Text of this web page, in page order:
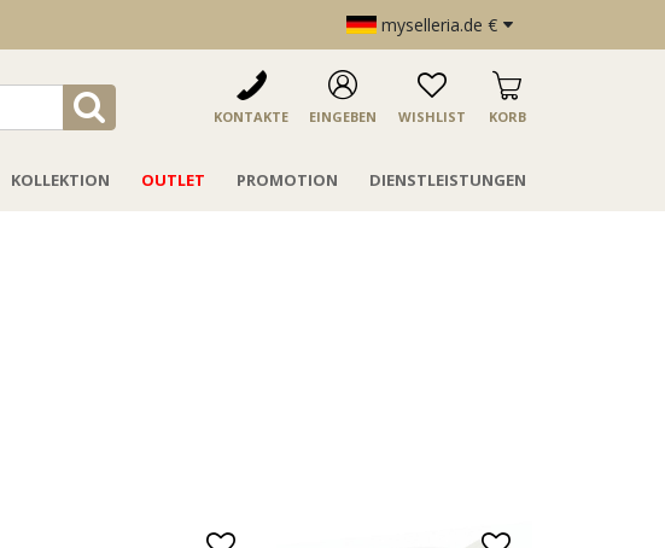
myselleria.de €
KONTAKTE EINGEBEN WISHLIST KORB
KOLLEKTION OUTLET PROMOTION DIENSTLEISTUNGEN